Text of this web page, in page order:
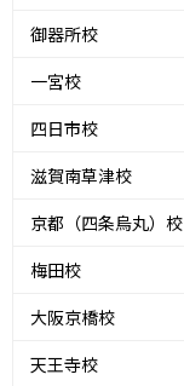
御器所校
一宮校
四日市校
滋賀南草津校
京都（四条烏丸）校
梅田校
大阪京橋校
天王寺校